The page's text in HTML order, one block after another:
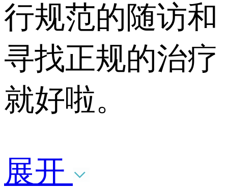
行规范的随访和
寻找正规的治疗
就好啦。
展开